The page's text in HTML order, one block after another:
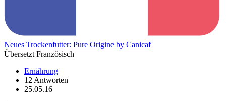
Neues Trockenfutter: Pure Origine by Canicaf
Übersetzt Französisch
Ernährung
12 Antworten
25.05.16